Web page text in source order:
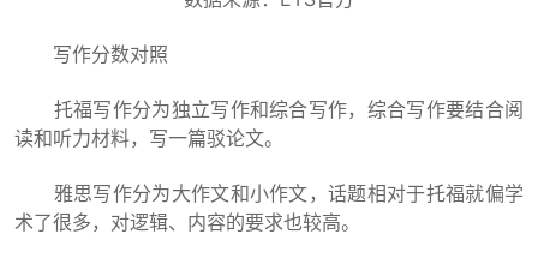
写作分数对照
托福写作分为独立写作和综合写作，综合写作要结合阅
读和听力材料，写一篇驳论文。
雅思写作分为大作文和小作文，话题相对于托福就偏学
术了很多，对逻辑、内容的要求也较高。